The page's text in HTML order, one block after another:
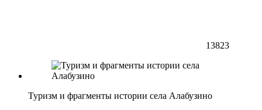
13823
Туризм и фрагменты истории села Алабузино